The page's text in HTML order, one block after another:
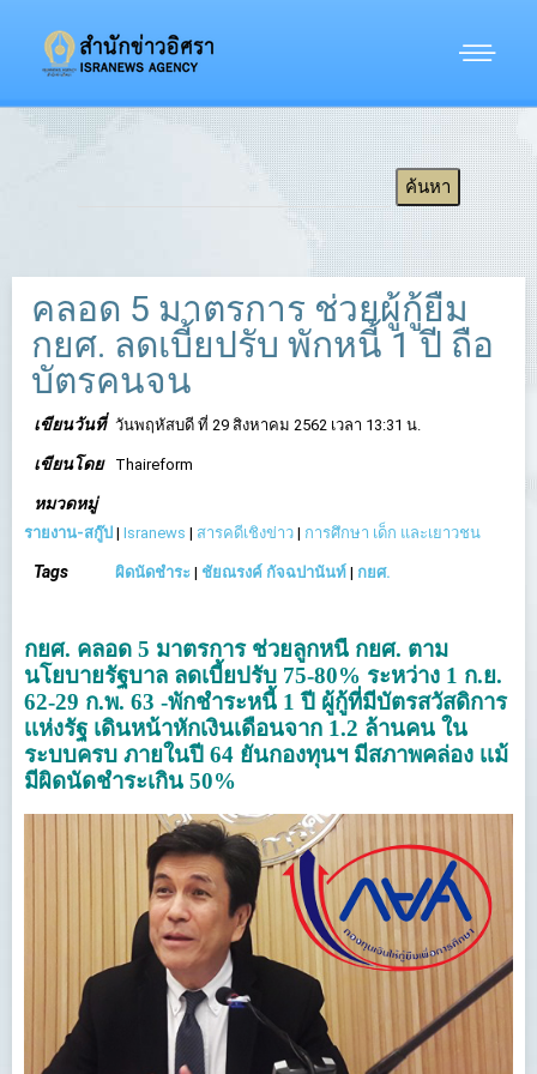
คลอด 5 มาตรการ ช่วยผู้กู้ยืม
กยศ. ลดเบี้ยปรับ พักหนี้ 1 ปี ถือ
บัตรคนจน
เขียนวันที่ วันพฤหัสบดี ที่ 29 สิงหาคม 2562 เวลา 13:31 น.
เขียนโดย Thaireform
หมวดหมู่
รายงาน-สกู๊ป | Isranews | สารคดีเชิงข่าว | การศึกษา เด็ก และเยาวชน
Tags ผิดนัดชำระ | ชัยณรงค์ กัจฉปานันท์ | กยศ.
กยศ. คลอด 5 มาตรการ ช่วยลูกหนี้ กยศ. ตาม
นโยบายรัฐบาล ลดเบี้ยปรับ 75-80% ระหว่าง 1 ก.ย.
62-29 ก.พ. 63 -พักชำระหนี้ 1 ปี ผู้กู้ที่มีบัตรสวัสดิการ
เเห่งรัฐ เดินหน้าหักเงินเดือนจาก 1.2 ล้านคน ใน
ระบบครบ ภายในปี 64 ยันกองทุนฯ มีสภาพคล่อง เเม้
มีผิดนัดชำระเกิน 50%